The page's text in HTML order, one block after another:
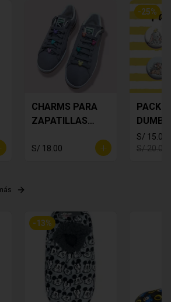
CHARMS PARA
ZAPATILLAS
6
S/ 18.00
-25%
PACK
S/ 15.00
S/ 20.00
-13%